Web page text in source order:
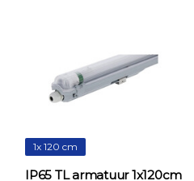
1x 120 cm
IP65 TL armatuur 1x120cm